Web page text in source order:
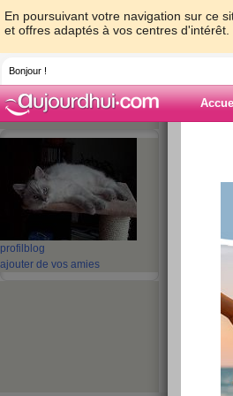
En poursuivant votre navigation sur ce
et offres adaptés à vos centres d'intérêt.
Bonjour !
profil blog
ajouter de vos amies
Dans
être